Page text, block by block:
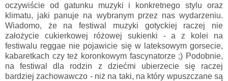
oczywiście od gatunku muzyki i konkretnego stylu oraz
klimatu, jaki panuje na wybranym przez nas wydarzeniu.
Wiadomo, że na festiwal muzyki gotyckiej raczej nie
założycie cukierkowej różowej sukienki - a z kolei na
festiwalu reggae nie pojawicie się w lateksowym gorsecie,
kabaretkach czy też koronkowym fascynatorze ;) Podobnie,
na festiwal dla rodzin z dziećmi ubierzecie się raczej
bardziej zachowawczo - niż na taki, na który wpuszczane są